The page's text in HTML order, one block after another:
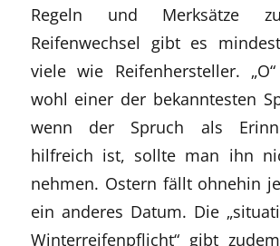
Regeln und Merksätze
Reifenwechsel gibt es
viele wie Reifenhersteller.
wohl einer der bekanntesten
wenn der Spruch als
hilfreich ist, sollte man ihn
nehmen. Ostern fällt ohnehin
ein anderes Datum. Die
Winterreifenpflicht“ gibt